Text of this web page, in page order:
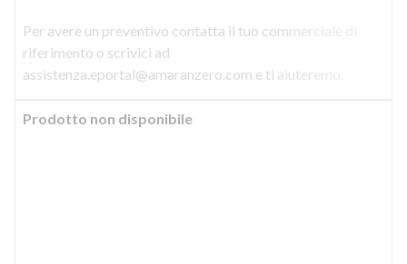
Per avere un preventivo contatta il tuo commerciale di
riferimento o scrivici ad
assistenza.eportal@amaranzero.com e ti aiuteremo.
Prodotto non disponibile